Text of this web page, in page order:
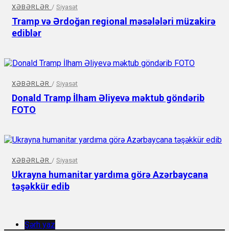
XƏBƏRLƏR / Siyasət
Tramp və Ərdoğan regional məsələləri müzakirə
ediblər
XƏBƏRLƏR / Siyasət
Donald Tramp İlham Əliyevə məktub göndərib
FOTO
XƏBƏRLƏR / Siyasət
Ukrayna humanitar yardıma görə Azərbaycana
təşəkkür edib
Şərh yaz